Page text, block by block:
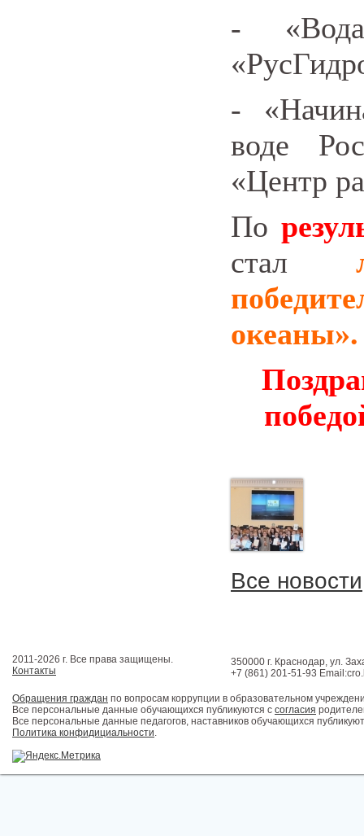
-
-
воде
«Центр
По
стал
океаны».
Все новости
2011-2026 г. Все права защищены.
Контакты
350000 г. Краснодар, ул.
+7 (861) 201-51-93
Обращения граждан по вопросам коррупции в образовательном
Все персональные данные обучающихся публикуются с согласия
Все персональные данные педагогов, наставников обучающихся
Политика конфидициальности.